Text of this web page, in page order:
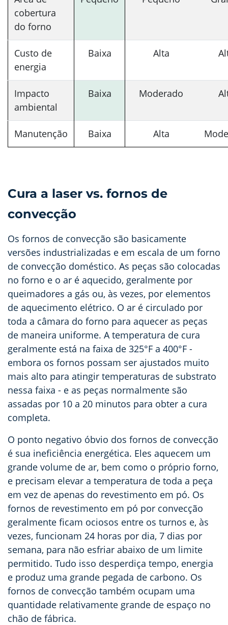
cobertura
do forno
Custo de
energia
Baixa Alta
Impacto
ambiental
Baixa Moderado
Manutenção Baixa Alta
Cura a laser vs. fornos de
convecção
Os fornos de convecção são basicamente
versões industrializadas e em escala de um forno
de convecção doméstico. As peças são colocadas
no forno e o ar é aquecido, geralmente por
queimadores a gás ou, às vezes, por elementos
de aquecimento elétrico. O ar é circulado por
toda a câmara do forno para aquecer as peças
de maneira uniforme. A temperatura de cura
geralmente está na faixa de 325°F a 400°F -
embora os fornos possam ser ajustados muito
mais alto para atingir temperaturas de substrato
nessa faixa - e as peças normalmente são
assadas por 10 a 20 minutos para obter a cura
completa.
O ponto negativo óbvio dos fornos de convecção
é sua ineficiência energética. Eles aquecem um
grande volume de ar, bem como o próprio forno,
e precisam elevar a temperatura de toda a peça
em vez de apenas do revestimento em pó. Os
fornos de revestimento em pó por convecção
geralmente ficam ociosos entre os turnos e, às
vezes, funcionam 24 horas por dia, 7 dias por
semana, para não esfriar abaixo de um limite
permitido. Tudo isso desperdiça tempo, energia
e produz uma grande pegada de carbono. Os
fornos de convecção também ocupam uma
quantidade relativamente grande de espaço no
chão de fábrica.